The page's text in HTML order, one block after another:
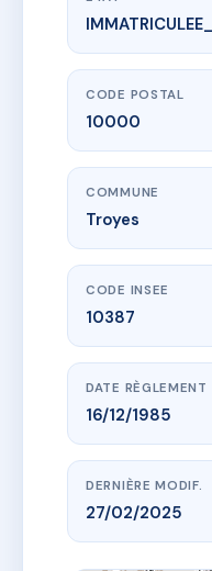
34 rue des
34 r des fosses
CODE POSTAL
10000
COMMUNE
Troyes
CODE INSEE
10387
DATE RÈGLEMENT
16/12/1985
DERNIÈRE MODIF.
27/02/2025